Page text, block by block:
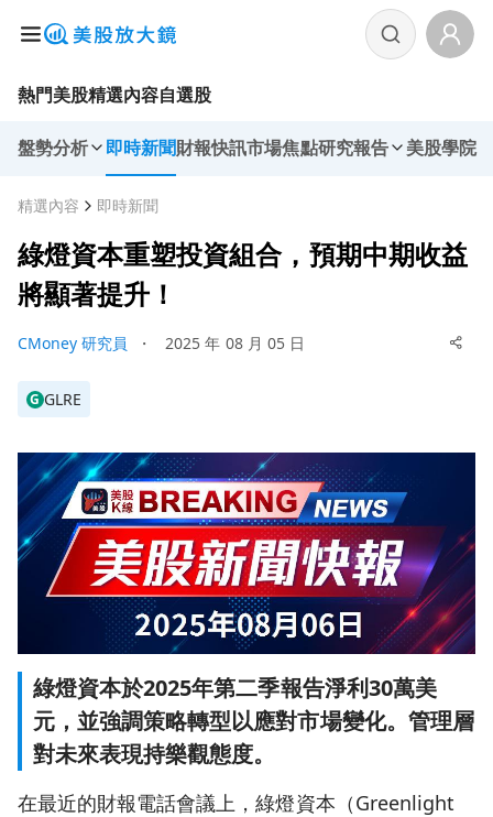
熱門美股精選內容自選股
盤勢分析 即時新聞財報快訊市場焦點研究報告 美股學院
精選內容 即時新聞
綠燈資本重塑投資組合，預期中期收益
將顯著提升！
CMoney 研究員 ・ 2025 年 08 月 05 日
G GLRE
綠燈資本於2025年第二季報告淨利30萬美
元，並強調策略轉型以應對市場變化。管理層
對未來表現持樂觀態度。
在最近的財報電話會議上，綠燈資本（Greenlight